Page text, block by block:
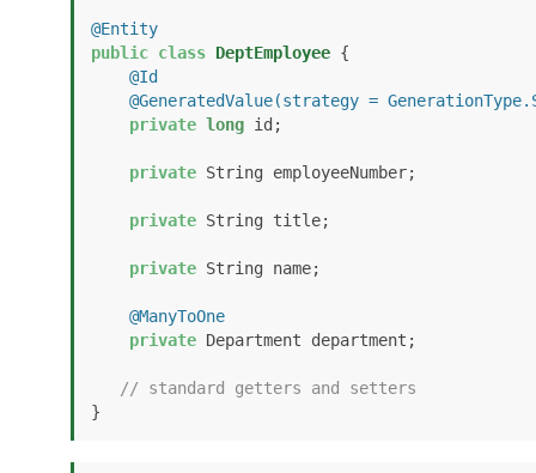
@Entity
public class DeptEmployee {
@Id
@GeneratedValue(strategy =
private long id;
private String employeeNumber;
private String title;
private String name;
@ManyToOne
private Department department;
// standard getters and setters
}